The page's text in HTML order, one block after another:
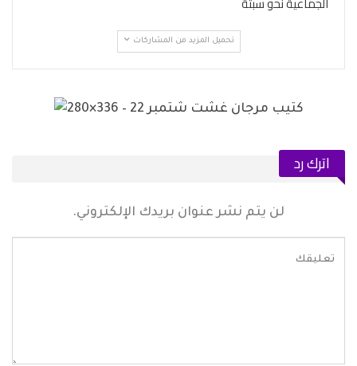
تحميل المزيد من المشاركات
اترك رد
لن يتم نشر عنوان بريدك الإلكتروني.